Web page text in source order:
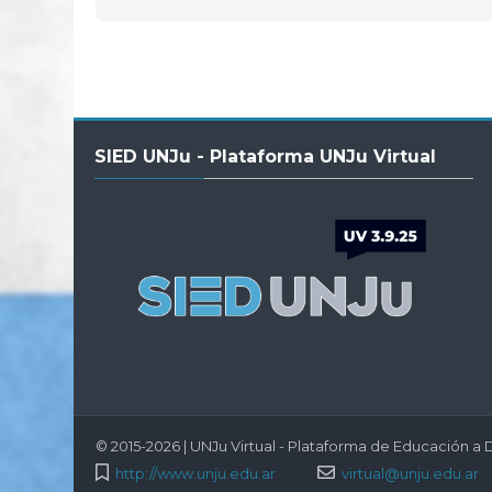
SIED
Virtual
SIED UNJu - Plataforma UNJu Virtual
© 2015-2026 | UNJu Virtual - Plataforma de Educación a
http://www.unju.edu.ar
virtual@unju.edu.ar